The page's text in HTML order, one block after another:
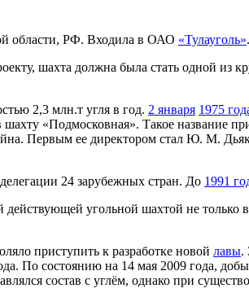
области, РФ. Входила в ОАО «Тулауголь»
шахта должна была стать одной из
2,3 млн.т угля в год. 2 января 1975
«Подмосковная». Такое название
Первым ее директором стал Ю. М.
24 зарубежных стран. До 1991
действующей угольной шахтой не только
приступить к разработке новой лавы.
По состоянию на 14 мая 2009 года,
состав с углём, однако при